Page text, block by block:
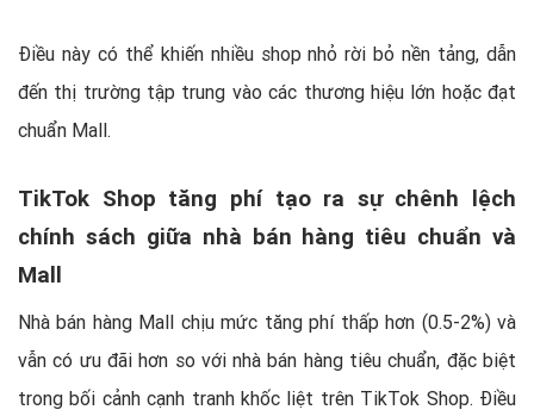
Điều này có thể khiến nhiều shop nhỏ rời bỏ nền tảng, dẫn
đến thị trường tập trung vào các thương hiệu lớn hoặc đạt
chuẩn Mall.
TikTok Shop tăng phí tạo ra sự chênh lệch
chính sách giữa nhà bán hàng tiêu chuẩn và
Mall
Nhà bán hàng Mall chịu mức tăng phí thấp hơn (0.5-2%) và
vẫn có ưu đãi hơn so với nhà bán hàng tiêu chuẩn, đặc biệt
trong bối cảnh cạnh tranh khốc liệt trên TikTok Shop. Điều